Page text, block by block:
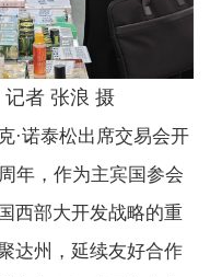
者 张浪 摄
诺泰松出席交易会开
年，作为主宾国参会
西部大开发战略的重
达州，延续友好合作